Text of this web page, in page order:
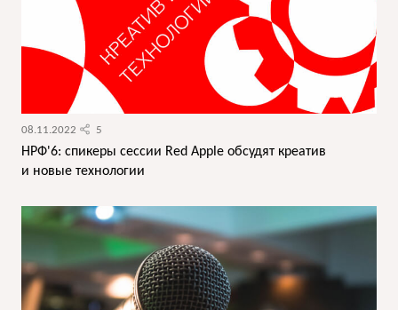
08.11.2022 5
НРФ'6: спикеры сессии Red Apple обсудят креатив
и новые технологии